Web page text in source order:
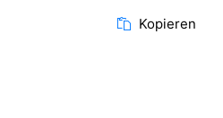
Kopieren